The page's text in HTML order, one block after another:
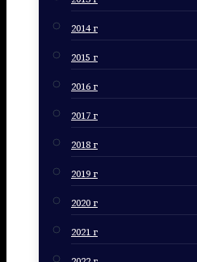
2014 г
2015 г
2016 г
2017 г
2018 г
2019 г
2020 г
2021 г